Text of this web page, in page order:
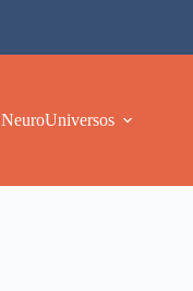
NeuroUniversos